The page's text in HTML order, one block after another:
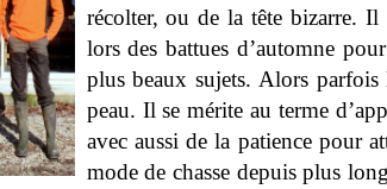
récolter, ou de la tête bizarre. Il
lors des battues d’automne
plus beaux sujets. Alors
peau. Il se mérite au terme
avec aussi de la patience pour
mode de chasse depuis plus